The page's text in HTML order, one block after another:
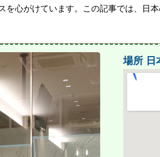
を心がけています。この記事では、日
場所 日